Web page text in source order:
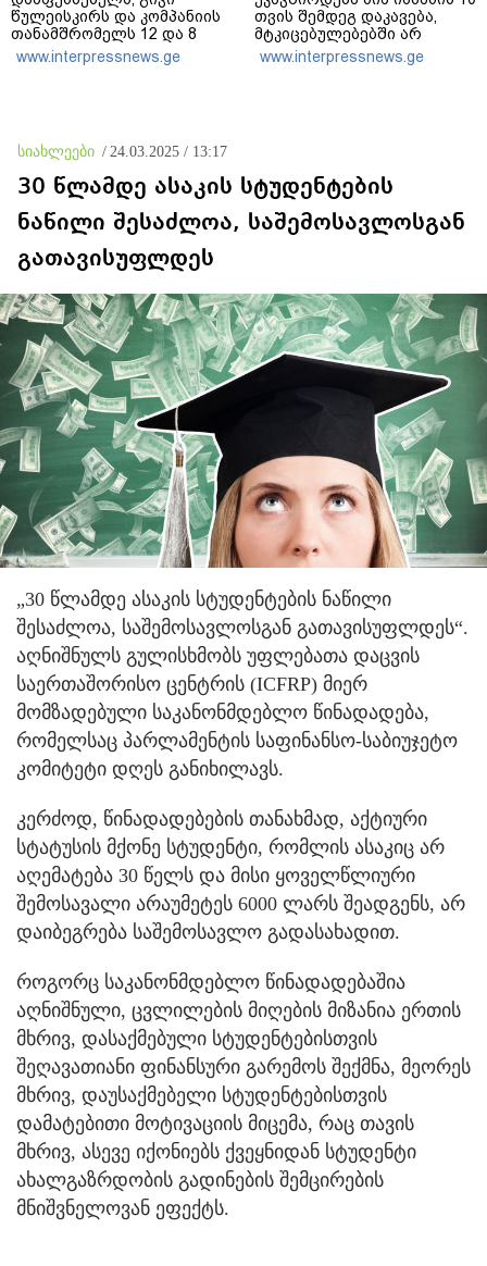
წულეისკირს და კომპანიის
თანამშრომელს 12 და 8
წლით თავისუფლების
აღკვეთა განუსაზღვრა -
www.interpressnews.ge
თვის შემდეგ დაკავება,
მტკიცებულებებში არ
ფიქსირდება „მეტადან“
გამოთხოვილი ინფორმაცია
www.interpressnews.ge
სიახლეები / 24.03.2025 / 13:17
30 წლამდე ასაკის სტუდენტების
ნაწილი შესაძლოა, საშემოსავლოსგან
გათავისუფლდეს
„30 წლამდე ასაკის სტუდენტების ნაწილი
შესაძლოა, საშემოსავლოსგან გათავისუფლდეს“.
აღნიშნულს გულისხმობს უფლებათა დაცვის
საერთაშორისო ცენტრის (ICFRP) მიერ
მომზადებული საკანონმდებლო წინადადება,
რომელსაც პარლამენტის საფინანსო-საბიუჯეტო
კომიტეტი დღეს განიხილავს.
კერძოდ, წინადადებების თანახმად, აქტიური
სტატუსის მქონე სტუდენტი, რომლის ასაკიც არ
აღემატება 30 წელს და მისი ყოველწლიური
შემოსავალი არაუმეტეს 6000 ლარს შეადგენს, არ
დაიბეგრება საშემოსავლო გადასახადით.
როგორც საკანონმდებლო წინადადებაშია
აღნიშნული, ცვლილების მიღების მიზანია ერთის
მხრივ, დასაქმებული სტუდენტებისთვის
შეღავათიანი ფინანსური გარემოს შექმნა, მეორეს
მხრივ, დაუსაქმებელი სტუდენტებისთვის
დამატებითი მოტივაციის მიცემა, რაც თავის
მხრივ, ასევე იქონიებს ქვეყნიდან სტუდენტი
ახალგაზრდობის გადინების შემცირების
მნიშვნელოვან ეფექტს.